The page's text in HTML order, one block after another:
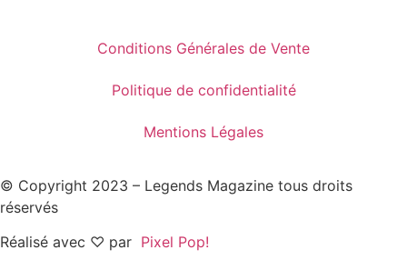
Conditions Générales de Vente
Politique de confidentialité
Mentions Légales
© Copyright 2023 – Legends Magazine tous droits
réservés
Réalisé avec ♡ par Pixel Pop!